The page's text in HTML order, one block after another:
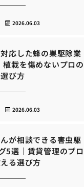
2026.06.03
応した蜂の巣駆除業
栽を傷めないプロの
選び方
2026.06.03
が相談できる害虫駆
5選｜賃貸管理のプロ
る選び方